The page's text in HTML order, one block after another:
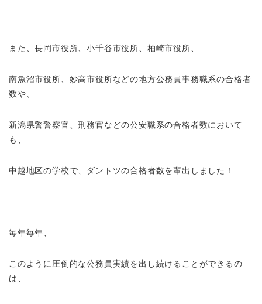
また、長岡市役所、小千谷市役所、柏崎市役所、
南魚沼市役所、妙高市役所などの地方公務員事務職系の合格者
数や、
新潟県警警察官、刑務官などの公安職系の合格者数において
も、
中越地区の学校で、ダントツの合格者数を輩出しました！
毎年毎年、
このように圧倒的な公務員実績を出し続けることができるの
は、